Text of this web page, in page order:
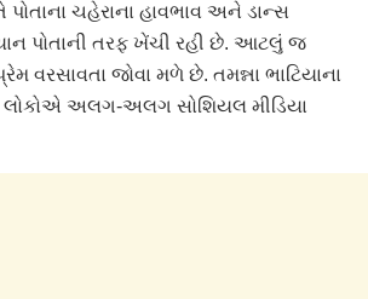
ચહેરાના હાવભાવ અને ડાન્સ
પોતાની તરફ ખેંચી રહી છે. આટલું જ
વરસાવતા જોવા મળે છે. તમન્ના ભાટિયાના
લોકોએ અલગ-અલગ સોશિયલ મીડિયા